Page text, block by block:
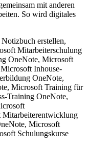
mit anderen
So wird digitales